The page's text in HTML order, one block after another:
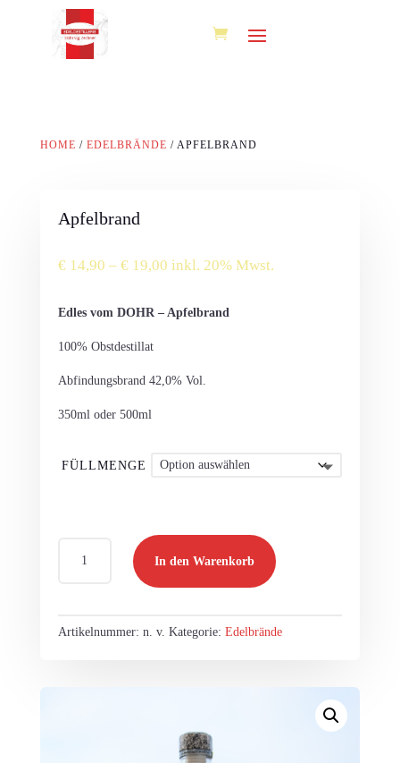
HOME / EDELBRÄNDE / APFELBRAND
Apfelbrand
€14,90 – €19,00Preisspanne:
bis
€ 19,00
inkl. 20% Mwst.
Edles vom DOHR – Apfelbrand
100% Obstdestillat
Abfindungsbrand 42,0% Vol.
350ml oder 500ml
FÜLLMENGE
Menge
In den Warenkorb
Artikelnummer: n. v. Kategorie: Edelbrände